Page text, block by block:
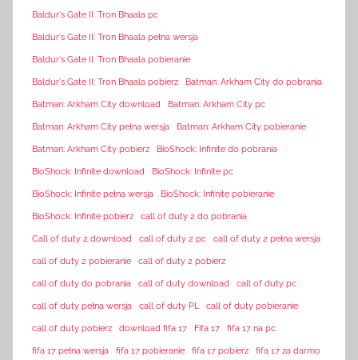
Baldur's Gate II: Tron Bhaala pc
Baldur's Gate II: Tron Bhaala pełna wersja
Baldur's Gate II: Tron Bhaala pobieranie
Baldur's Gate II: Tron Bhaala pobierz Batman: Arkham City do pobrania
Batman: Arkham City download Batman: Arkham City pc
Batman: Arkham City pełna wersja Batman: Arkham City pobieranie
Batman: Arkham City pobierz BioShock: Infinite do pobrania
BioShock: Infinite download BioShock: Infinite pc
BioShock: Infinite pełna wersja BioShock: Infinite pobieranie
BioShock: Infinite pobierz call of duty 2 do pobrania
Call of duty 2 download call of duty 2 pc call of duty 2 pełna wersja
call of duty 2 pobieranie call of duty 2 pobierz
call of duty do pobrania call of duty download call of duty pc
call of duty pełna wersja call of duty PL call of duty pobieranie
call of duty pobierz download fifa 17 Fifa 17 fifa 17 na pc
fifa 17 pełna wersja fifa 17 pobieranie fifa 17 pobierz fifa 17 za darmo